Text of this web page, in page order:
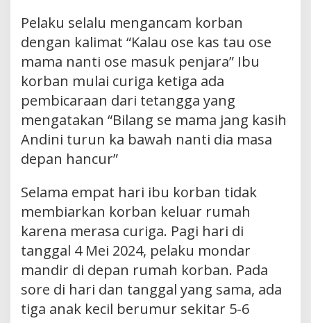
Pelaku selalu mengancam korban
dengan kalimat “Kalau ose kas tau ose
mama nanti ose masuk penjara” Ibu
korban mulai curiga ketiga ada
pembicaraan dari tetangga yang
mengatakan “Bilang se mama jang kasih
Andini turun ka bawah nanti dia masa
depan hancur”
Selama empat hari ibu korban tidak
membiarkan korban keluar rumah
karena merasa curiga. Pagi hari di
tanggal 4 Mei 2024, pelaku mondar
mandir di depan rumah korban. Pada
sore di hari dan tanggal yang sama, ada
tiga anak kecil berumur sekitar 5-6